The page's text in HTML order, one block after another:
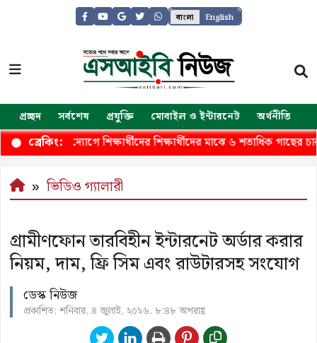
বাংলা English
প্রচ্ছদ সর্বশেষ প্রযুক্তি মোবাইল ও ইন্টারনেট অর্থনীতি
ব্রেকিং:উউদ্যোগে শিক্ষার্থীদের শিক্ষার্থীদের মাঝে ৬ শতাধিক গাছের
ভিডিও গ্যালারী
গ্রামীণফোন তারবিহীন ইন্টারনেট অর্ডার করার
নিয়ম, দাম, ফ্রি সিম এবং রাউটারসহ সংযোগ
ডেস্ক নিউজ
প্রকাশিত: শনিবার, ৪ জুলাই, ২০২৬, ৮:৪৮ অপরাহ্ণ